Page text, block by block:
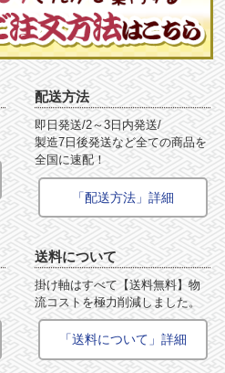
配送方法
即日発送/2～3日内発送/
製造7日後発送など全ての商品を
全国に速配！
「配送方法」詳細
送料について
掛け軸はすべて【送料無料】物
流コストを極力削減しました。
「送料について」詳細